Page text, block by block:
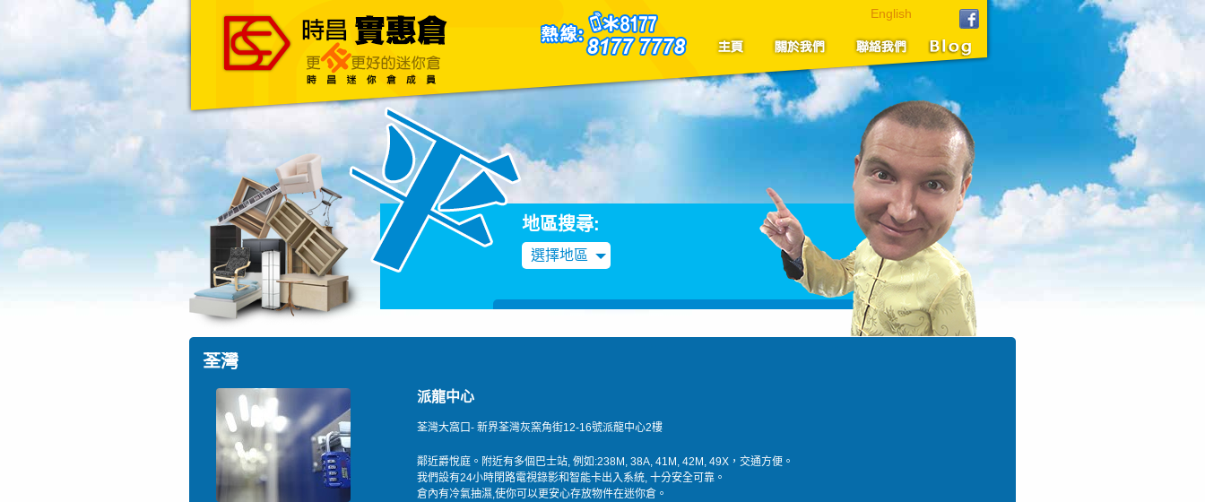
主頁 關於我們 聯絡我們
English
地區搜尋:
選擇地區
荃灣
派龍中心
荃灣大窩口- 新界荃灣灰窯角街12-16號派龍中心2樓
鄰近爵悅庭。附近有多個巴士站, 例如:238M, 38A, 41M, 42M, 49X，交通方便。
我們設有24小時閉路電視錄影和智能卡出入系統, 十分安全可靠。
倉內有冷氣抽濕,使你可以更安心存放物件在迷你倉。